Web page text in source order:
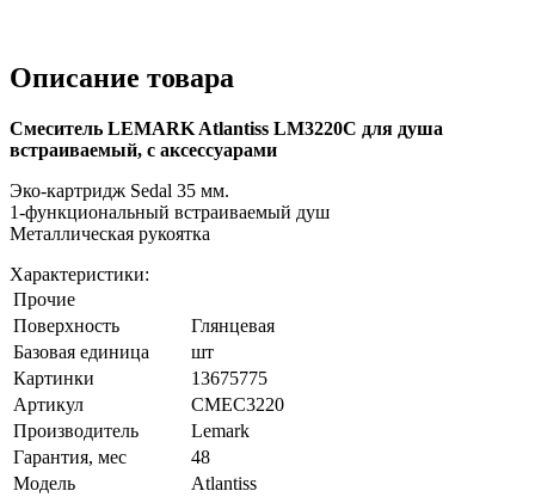
Описание товара
Смеситель LEMARK Atlantiss LM3220C для душа
встраиваемый, с аксессуарами
Эко-картридж Sedal 35 мм.
1-функциональный встраиваемый душ
Металлическая рукоятка
Характеристики:
Прочие
Поверхность
Глянцевая
Базовая единица
шт
Картинки
13675775
Артикул
СМЕС3220
Производитель
Lemark
Гарантия, мес
48
Модель
Atlantiss